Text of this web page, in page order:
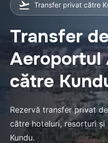
Transfer privat către
Transfer
Aeroportul
către
Rezervă transfer privat
către hoteluri, resorturi și
Kundu.